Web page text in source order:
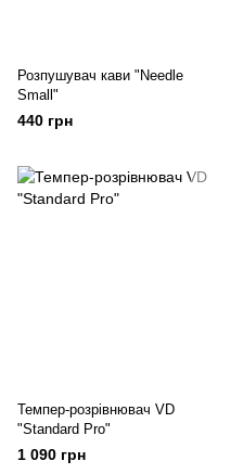
Розпушувач кави "Needle
Small"
440 грн
Темпер-розрівнювач VD
"Standard Pro"
1 090 грн